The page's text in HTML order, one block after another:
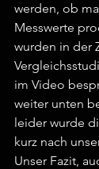
werden, ob
Messwerte
wurden in der
im Video
weiter unten
leider wurde
kurz nach
Unser Fazit,